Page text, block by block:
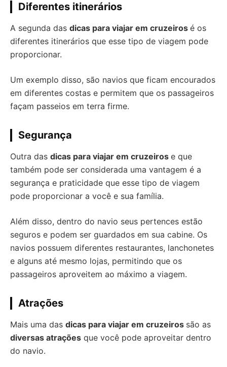
Diferentes itinerários
A segunda das dicas para viajar em cruzeiros é os
diferentes itinerários que esse tipo de viagem pode
proporcionar.
Um exemplo disso, são navios que ficam encourados
em diferentes costas e permitem que os passageiros
façam passeios em terra firme.
Segurança
Outra das dicas para viajar em cruzeiros e que
também pode ser considerada uma vantagem é a
segurança e praticidade que esse tipo de viagem
pode proporcionar a você e sua família.
Além disso, dentro do navio seus pertences estão
seguros e podem ser guardados em sua cabine. Os
navios possuem diferentes restaurantes, lanchonetes
e alguns até mesmo lojas, permitindo que os
passageiros aproveitem ao máximo a viagem.
Atrações
Mais uma das dicas para viajar em cruzeiros são as
diversas atrações que você pode aproveitar dentro
do navio.